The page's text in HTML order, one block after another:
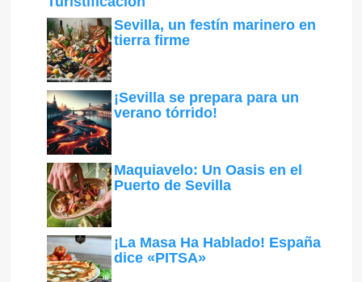
Sevilla, un festín marinero en
tierra firme
¡Sevilla se prepara para un
verano tórrido!
Maquiavelo: Un Oasis en el
Puerto de Sevilla
¡La Masa Ha Hablado! España
dice «PITSA»